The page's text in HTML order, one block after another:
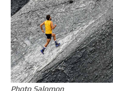
Photo Salomon